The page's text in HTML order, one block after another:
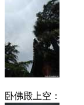
卧佛殿上空：